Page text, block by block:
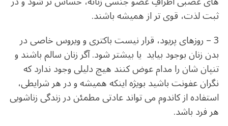
ثبت لذت، قوی تر از همیشه باشند.
3 – روزهای پریود، قرار نیست باکتری و ویروس خاصی در
بدن زنان بوجود بیاید یا بیشتر شود. آگر زنان سالم باشند و
تنپان شان را مدام عوض کنند هیچ دلیلی وجود ندارد که
نگران عفونت باشید بویژه اینکه همیشه و در هر شرایطی،
استفاده از کاندوم می تواند عادتی مطمئن در زندگی زناشویی
هر فرد باشد.